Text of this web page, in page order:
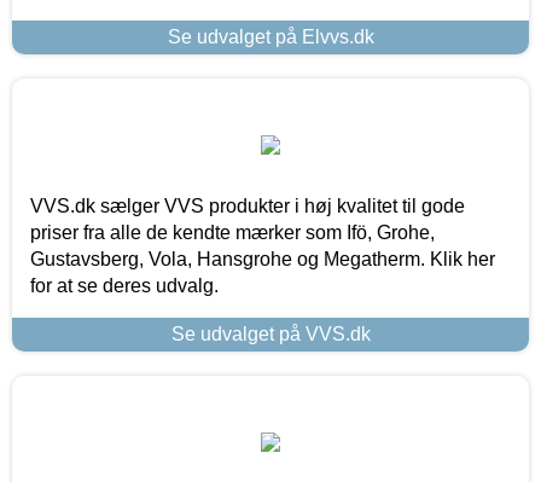
Se udvalget på Elvvs.dk
VVS.dk sælger VVS produkter i høj kvalitet til gode
priser fra alle de kendte mærker som Ifö, Grohe,
Gustavsberg, Vola, Hansgrohe og Megatherm. Klik her
for at se deres udvalg.
Se udvalget på VVS.dk